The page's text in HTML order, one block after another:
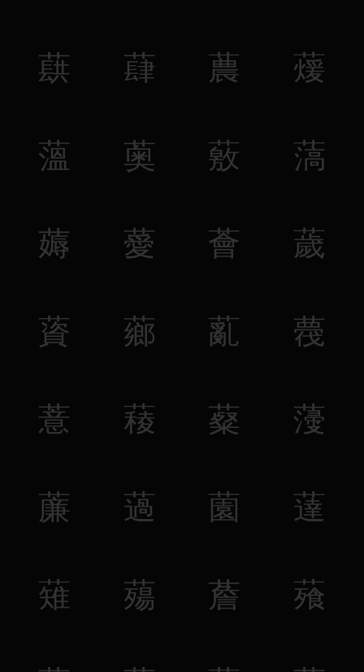
蕻 蕼 蕽 蕿
薀 薁 薂 薃
薅 薆 薈 薉
薋 薌 薍 薎
薏 薐 薒 薓
薕 薖 薗 薘
薙 薚 薝 薞